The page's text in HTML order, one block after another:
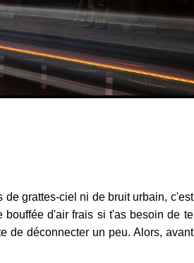
grattes-ciel ni de bruit urbain, c'est
bouffée d'air frais si t'as besoin de te
de déconnecter un peu. Alors, avant